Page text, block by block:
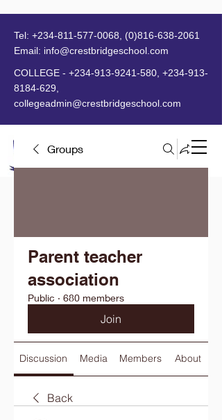
MENU
Tel: +234-811-577-0068
(0)816-638-2061
Email: info@crestbridgeschool.com
COLLEGE - +234-913-9241-580 +234-913-
8184-629
collegeadmin@crestbridgeschool.com
Groups
Parent teacher
association
Public · 680 members
Join
Discussion Media Members About
Back